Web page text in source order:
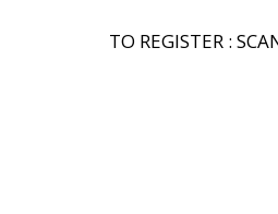
TO REGISTER :